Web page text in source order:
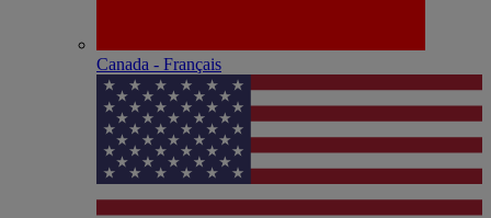
Canada - Français